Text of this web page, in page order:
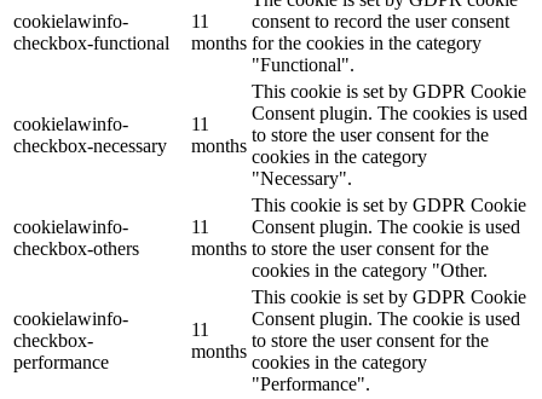
cookielawinfo-
checkbox-functional
11
months
consent to record the user consent
for the cookies in the category
"Functional".
cookielawinfo-
checkbox-necessary
11
months
This cookie is set by GDPR Cookie
Consent plugin. The cookies is used
to store the user consent for the
cookies in the category
"Necessary".
cookielawinfo-
checkbox-others
11
months
This cookie is set by GDPR Cookie
Consent plugin. The cookie is used
to store the user consent for the
cookies in the category "Other.
cookielawinfo-
checkbox-
performance
11
months
This cookie is set by GDPR Cookie
Consent plugin. The cookie is used
to store the user consent for the
cookies in the category
"Performance".